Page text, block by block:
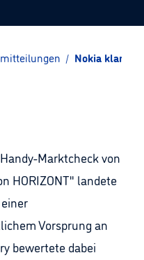
/ Nokia klarer
Marktcheck von
HORIZONT" landete
Vorsprung an
bewertete dabei